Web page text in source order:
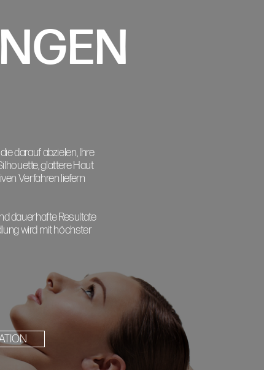
darauf abzielen, Ihre
glattere Haut
Verfahren liefern
dauerhafte Resultate
wird mit höchster